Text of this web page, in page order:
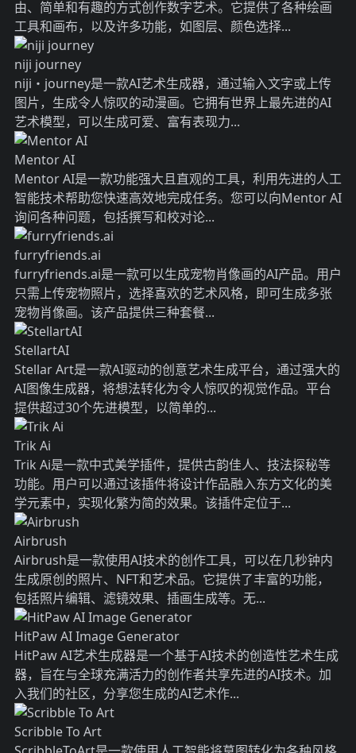
由、简单和有趣的方式创作数字艺术。它提供了各种绘画
工具和画布，以及许多功能，如图层、颜色选择...
niji journey
niji・journey是一款AI艺术生成器，通过输入文字或上传
图片，生成令人惊叹的动漫画。它拥有世界上最先进的AI
艺术模型，可以生成可爱、富有表现力...
Mentor AI
Mentor AI是一款功能强大且直观的工具，利用先进的人工
智能技术帮助您快速高效地完成任务。您可以向Mentor AI
询问各种问题，包括撰写和校对论...
furryfriends.ai
furryfriends.ai是一款可以生成宠物肖像画的AI产品。用户
只需上传宠物照片，选择喜欢的艺术风格，即可生成多张
宠物肖像画。该产品提供三种套餐...
StellartAI
Stellar Art是一款AI驱动的创意艺术生成平台，通过强大的
AI图像生成器，将想法转化为令人惊叹的视觉作品。平台
提供超过30个先进模型，以简单的...
Trik Ai
Trik Ai是一款中式美学插件，提供古韵佳人、技法探秘等
功能。用户可以通过该插件将设计作品融入东方文化的美
学元素中，实现化繁为简的效果。该插件定位于...
Airbrush
Airbrush是一款使用AI技术的创作工具，可以在几秒钟内
生成原创的照片、NFT和艺术品。它提供了丰富的功能，
包括照片编辑、滤镜效果、插画生成等。无...
HitPaw AI Image Generator
HitPaw AI艺术生成器是一个基于AI技术的创造性艺术生成
器，旨在与全球充满活力的创作者共享先进的AI技术。加
入我们的社区，分享您生成的AI艺术作...
Scribble To Art